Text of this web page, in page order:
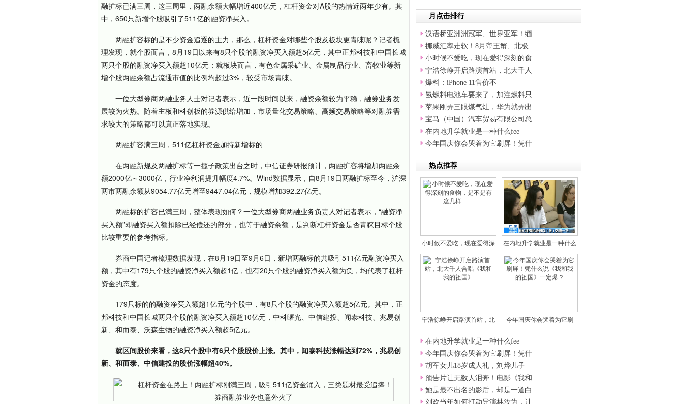
融扩标已满三周，这三周里，两融余额大幅增近400亿元，杠杆资金对A股的热情近两年少有。其
中，650只新增个股吸引了511亿的融资净买入。
两融扩容标的是不少资金追逐的主力，那么，杠杆资金对哪些个股及板块更青睐呢？记者梳
理发现，就个股而言，8月19日以来有8只个股的融资净买入额超5亿元，其中正邦科技和中国长城
两只个股的融资净买入额超10亿元；就板块而言，有色金属采矿业、金属制品行业、畜牧业等新
增个股两融余额占流通市值的比例均超过3%，较受市场青睐。
一位大型券商两融业务人士对记者表示，近一段时间以来，融资余额较为平稳，融券业务发
展较为火热。随着主板和科创板的券源供给增加，市场量化交易策略、高频交易策略等对融券需
求较大的策略都可以真正落地实现。
两融扩容满三周，511亿杠杆资金加持新增标的
在两融新规及两融扩标等一揽子政策出台之时，中信证券研报预计，两融扩容将增加两融余
额2000亿～3000亿，行业净利润提升幅度4.7%。Wind数据显示，自8月19日两融扩标至今，沪深
两市两融余额从9054.77亿元增至9447.04亿元，规模增加392.27亿元。
两融标的扩容已满三周，整体表现如何？一位大型券商两融业务负责人对记者表示，“融资净
买入额”即融资买入额扣除已经偿还的部分，也等于融资余额，是判断杠杆资金是否青睐目标个股
比较重要的参考指标。
券商中国记者梳理数据发现，在8月19日至9月6日，新增两融标的共吸引511亿元融资净买入
额，其中有179只个股的融资净买入额超1亿，也有20只个股的融资净买入额为负，均代表了杠杆
资金的态度。
179只标的的融资净买入额超1亿元的个股中，有8只个股的融资净买入额超5亿元。其中，正
邦科技和中国长城两只个股的融资净买入额超10亿元，中科曙光、中信建投、闻泰科技、兆易创
新、和而泰、沃森生物的融资净买入额超5亿元。
就区间股价来看，这8只个股中有6只个股股价上涨。其中，闻泰科技涨幅达到72%，兆易创
新、和而泰、中信建投的股价涨幅超40%。
散；京东
难耐
月点击排行
汉语桥亚洲洲冠军、世界亚军！缅
挪威汇率走软！8月帝王蟹、北极
小时候不爱吃，现在爱得深刻的食
宁浩徐峥开启路演首站，北大千人
爆料：iPhone 11售价不
氢燃料电池车要来了，加注燃料只
苹果刚弄三眼煤气灶，华为就弄出
宝马（中国）汽车贸易有限公司总
在内地升学就业是一种什么fee
今年国庆你会哭着为它刷屏！凭什
热点推荐
小时候不爱吃，现在爱得深
刻的食
在内地升学就业是一种什么
fee
宁浩徐峥开启路演首站，北
今年国庆你会哭着为它刷
在内地升学就业是一种什么fee
今年国庆你会哭着为它刷屏！凭什
胡军女儿18岁成人礼，刘烨儿子
预告片让无数人泪奔！电影《我和
她是最不出名的影后，却是一道白
刘欢当年如何打动导演林汝为，让